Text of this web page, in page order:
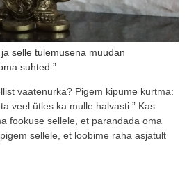
selle tulemusena muudan
suhted.”
vaatenurka? Pigem kipume kurtma:
veel ütles ka mulle halvasti.” Kas
fookuse sellele, et parandada oma
sellele, et loobime raha asjatult